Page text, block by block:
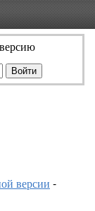
версии -